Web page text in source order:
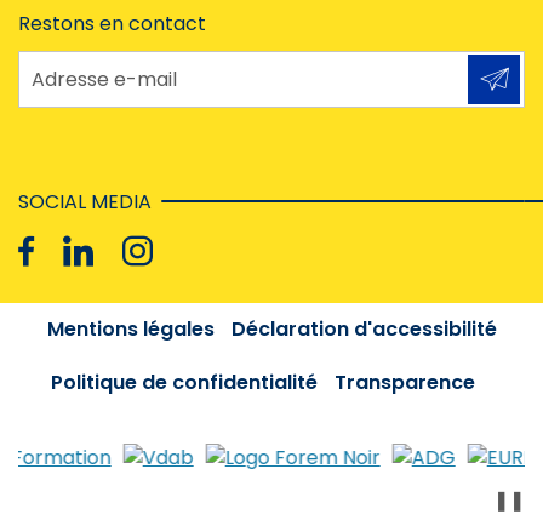
Restons en contact
Adresse e-mail
SOCIAL MEDIA
Mentions légales
Déclaration d'accessibilité
Politique de confidentialité
Transparence
❚❚